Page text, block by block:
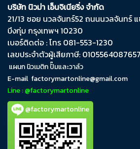
บริษัท นิวม่า เอ็นจิเนียริ่ง จำกัด
21/13 ซอย นวลจันทร์​52 ถนน​นวลจันทร์​
บึงกุ่ม​ กรุงเทพฯ​ 10230
เบอร์ติดต่อ : โทร 081-553-1230
เลขประจำตัวผู้เสียภาษี: 0105564087657
แผนก นิวเมติก ปั๊มและวาล์ว
E-mail factorymartonline@gmail.com
Line : @factorymartonline
@factorymartonline